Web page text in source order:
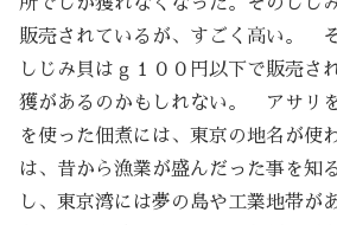
所でしか獲れなくなった。そのしじ
販売されているが、すごく高い。
しじみ貝はｇ１００円以下で販売さ
獲があるのかもしれない。 アサリ
を使った佃煮には、東京の地名が使
は、昔から漁業が盛んだった事を
し、東京湾には夢の島や工業地帯が